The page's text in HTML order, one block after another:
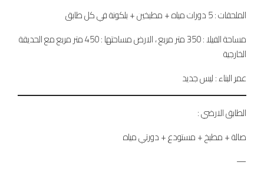
الملحقات : 5 دورات مياه + مطبخين + بلكونة في كل طابق
مساحة الفيلا : 350 متر مربع ، الارض مساحتها : 450 متر مربع مع الحديقة
الخارجية
عمر البناء : ليس جديد
الطابق الارضي :
صالة + مطبخ + مستودع + دورتي مياه
—